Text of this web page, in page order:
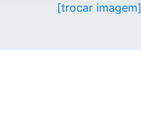
[trocar imagem]